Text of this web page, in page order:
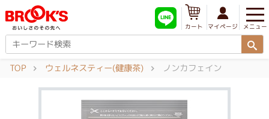
メニュー
マイページ
カート
TOP ウェルネスティー(健康茶) ノンカフェイン